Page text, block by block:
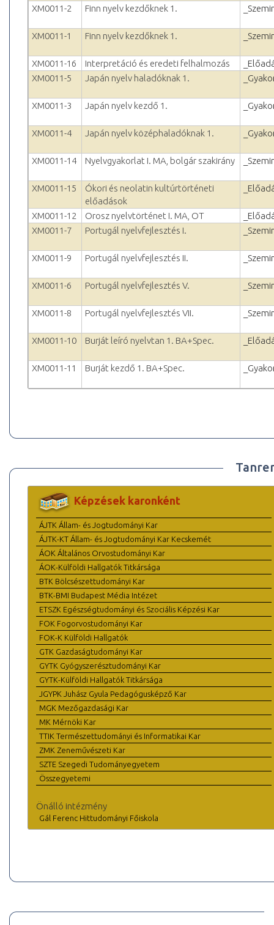
XM0011-2
Finn nyelv kezdőknek 1.
XM0011-1 Finn nyelv kezdőknek 1.
XM0011-16 Interpretáció és eredeti felhalmozás
XM0011-5
Japán nyelv haladóknak 1.
XM0011-3 Japán nyelv kezdő 1.
XM0011-4 Japán nyelv középhaladóknak 1.
XM0011-14 Nyelvgyakorlat I. MA, bolgár szakirány
XM0011-15
Ókori és neolatin kultúrtörténeti
előadások
XM0011-12 Orosz nyelvtörténet I. MA, OT
XM0011-7
Portugál nyelvfejlesztés I.
XM0011-9 Portugál nyelvfejlesztés II.
XM0011-6 Portugál nyelvfejlesztés V.
XM0011-8 Portugál nyelvfejlesztés VII.
XM0011-10 Burját leíró nyelvtan 1. BA+Spec.
XM0011-11 Burját kezdő 1. BA+Spec.
Képzések karonként
ÁJTK Állam- és Jogtudományi Kar
ÁJTK-KT Állam- és Jogtudományi Kar Kecskemét
ÁOK Általános Orvostudományi Kar
ÁOK-Külföldi Hallgatók Titkársága
BTK Bölcsészettudományi Kar
BTK-BMI Budapest Média Intézet
ETSZK Egészségtudományi és Szociális Képzési Kar
FOK Fogorvostudományi Kar
FOK-K Külföldi Hallgatók
GTK Gazdaságtudományi Kar
GYTK Gyógyszerésztudományi Kar
GYTK-Külföldi Hallgatók Titkársága
JGYPK Juhász Gyula Pedagógusképző Kar
MGK Mezőgazdasági Kar
MK Mérnöki Kar
TTIK Természettudományi és Informatikai Kar
ZMK Zeneművészeti Kar
SZTE Szegedi Tudományegyetem
Összegyetemi
Önálló intézmény
Gál Ferenc Hittudományi Főiskola